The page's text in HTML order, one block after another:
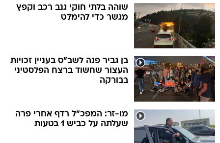
שוהה בלתי חוקי גנב רכב וקפץ
מגשר כדי להימלט
בן גביר פנה לשב"ס בעניין זכויות
העצור שחשוד ברצח הפלסטיני
בבורקה
מו-זר: המפכ"ל רדף אחרי פרה
שעלתה על כביש 1 בטעות